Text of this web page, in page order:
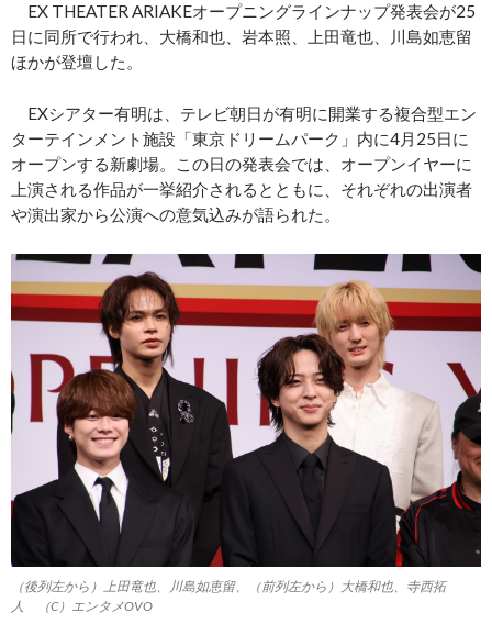
EX THEATER ARIAKEオープニングラインナップ発表会が25
日に同所で行われ、大橋和也、岩本照、上田竜也、川島如恵留
ほかが登壇した。
EXシアター有明は、テレビ朝日が有明に開業する複合型エン
ターテインメント施設「東京ドリームパーク」内に4月25日に
オープンする新劇場。この日の発表会では、オープンイヤーに
上演される作品が一挙紹介されるとともに、それぞれの出演者
や演出家から公演への意気込みが語られた。
（後列左から）上田竜也、川島如恵留、（前列左から）大橋和也、寺西拓
人 （C）エンタメOVO